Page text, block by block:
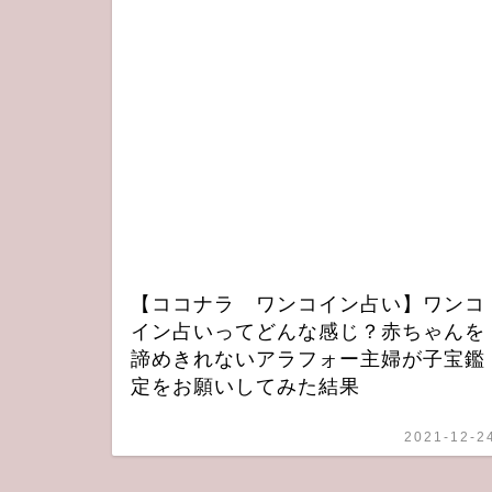
【ココナラ ワンコイン占い】ワンコ
イン占いってどんな感じ？赤ちゃんを
諦めきれないアラフォー主婦が子宝鑑
定をお願いしてみた結果
2021-12-